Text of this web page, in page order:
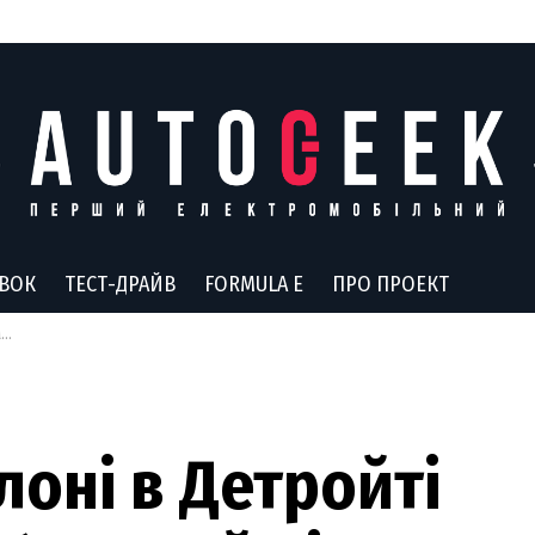
ТЕСТ-ДРАЙВ FORMULA E ПРО ПРОЕКТ
в Детройті